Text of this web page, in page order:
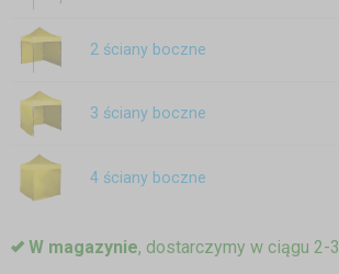
2 ściany boczne
3 ściany boczne
4 ściany boczne
W magazynie, dostarczymy w ciągu 2-